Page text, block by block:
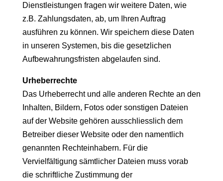
Dienstleistungen fragen wir weitere Daten, wie
z.B. Zahlungsdaten, ab, um Ihren Auftrag
ausführen zu können. Wir speichern diese Daten
in unseren Systemen, bis die gesetzlichen
Aufbewahrungsfristen abgelaufen sind.
Urheberrechte
Das Urheberrecht und alle anderen Rechte an den
Inhalten, Bildern, Fotos oder sonstigen Dateien
auf der Website gehören ausschliesslich dem
Betreiber dieser Website oder den namentlich
genannten Rechteinhabern. Für die
Vervielfältigung sämtlicher Dateien muss vorab
die schriftliche Zustimmung der